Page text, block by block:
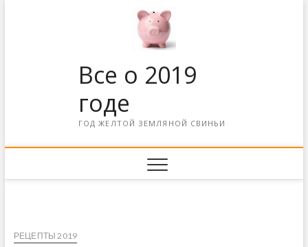
Все о 2019
годе
ГОД ЖЕЛТОЙ ЗЕМЛЯНОЙ СВИНЬИ
РЕЦЕПТЫ 2019